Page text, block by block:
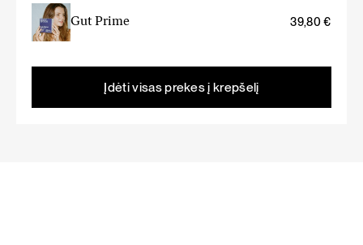
Gut Prime
39,80€
Įdėti visas prekes į krepšelį